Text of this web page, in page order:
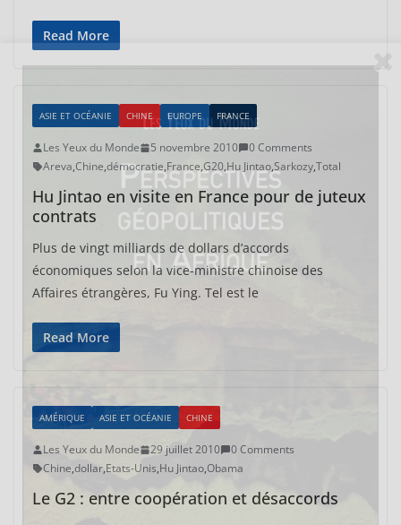
Read More
ASIE ET OCÉANIE CHINE EUROPE FRANCE
Les Yeux du Monde 5 novembre 2010
0 Comments
Areva,Chine,démocratie,France,G20,Hu Jintao,Sarkozy,Total
Hu Jintao en visite en France pour de juteux
contrats
Plus de vingt milliards de dollars d’accords
économiques selon la vice-ministre chinoise des
Affaires étrangères, Fu Ying. Tel est le
Read More
AMÉRIQUE ASIE ET OCÉANIE CHINE
Les Yeux du Monde 29 juillet 2010
0 Comments
Chine,dollar,Etats-Unis,Hu Jintao,Obama
Le G2 : entre coopération et désaccords